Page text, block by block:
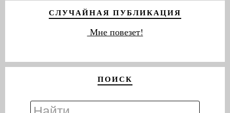
СЛУЧАЙНАЯ ПУБЛИКАЦИЯ
Мне повезет!
ПОИСК